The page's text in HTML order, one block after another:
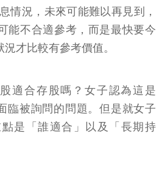
情況，未來可能難以再見到，
能不合適參考，而是最快要今
才比較有參考價值。
適合存股嗎？女子認為這是
臨被詢問的問題。但是就女子
是「誰適合」以及「長期持